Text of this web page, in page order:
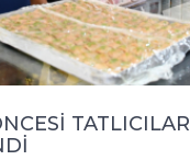
TATLICILAR